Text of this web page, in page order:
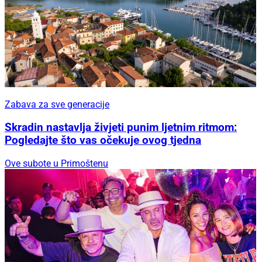
Zabava za sve generacije
Skradin nastavlja živjeti punim ljetnim ritmom:
Pogledajte što vas očekuje ovog tjedna
Ove subote u Primoštenu